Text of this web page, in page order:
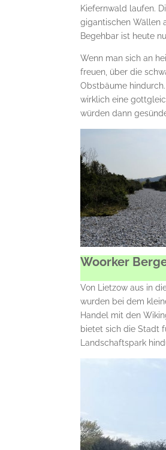
Kiefernwald laufen.
gigantischen Wällen
Begehbar ist heute
Wenn man sich an
freuen, über die
Obstbäume
wirklich eine
würden dann
Woorker
Von Lietzow aus in
wurden bei dem
Handel mit den
bietet sich die Stadt
Landschaftspark